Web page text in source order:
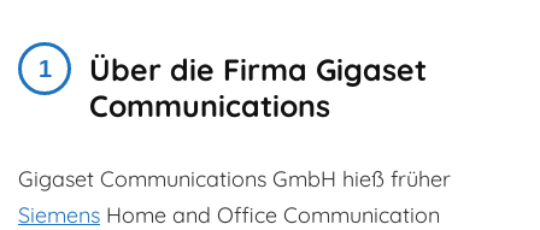
Über die Firma Gigaset
Communications
Gigaset Communications GmbH hieß früher
Siemens Home and Office Communication